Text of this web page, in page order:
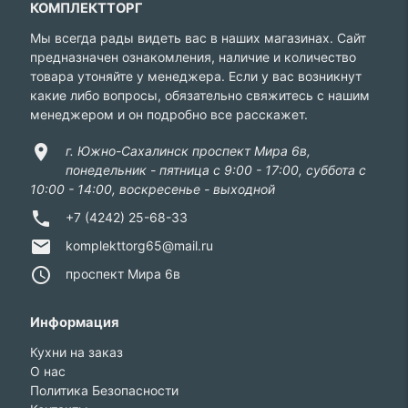
КОМПЛЕКТТОРГ
Мы всегда рады видеть вас в наших магазинах. Сайт
предназначен ознакомления, наличие и количество
товара утоняйте у менеджера. Если у вас возникнут
какие либо вопросы, обязательно свяжитесь с нашим
менеджером и он подробно все расскажет.
location_on
г. Южно-Сахалинск проспект Мира 6в,
понедельник - пятница с 9:00 - 17:00, суббота с
10:00 - 14:00, воскресенье - выходной
phone +7 (4242) 25-68-33
email komplekttorg65@mail.ru
access_time проспект Мира 6в
Информация
Кухни на заказ
О нас
Политика Безопасности